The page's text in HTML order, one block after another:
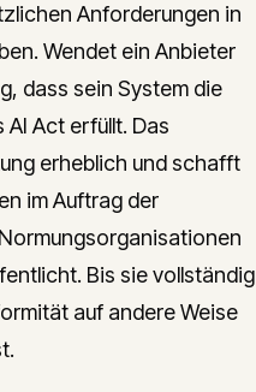
Anforderungen in
Wendet ein Anbieter
dass sein System die
Act erfüllt. Das
erheblich und schafft
im Auftrag der
Bis sie vollständig
auf andere Weise